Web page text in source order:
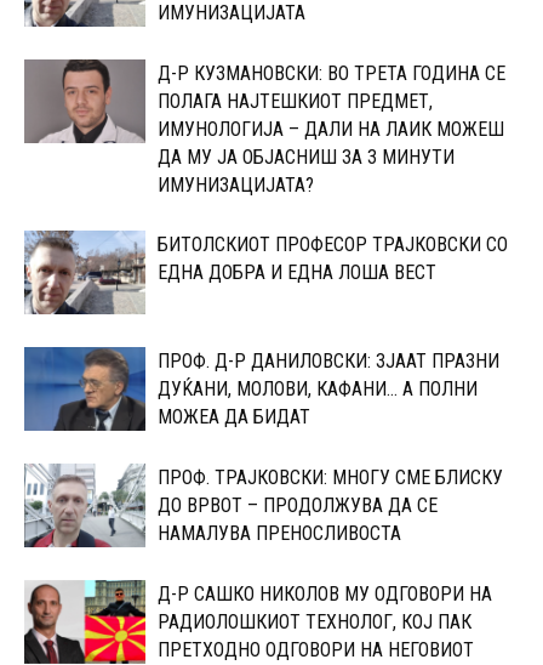
ИМУНИЗАЦИЈАТА
Д-Р КУЗМАНОВСКИ: ВО ТРЕТА ГОДИНА СЕ
ПОЛАГА НАЈТЕШКИОТ ПРЕДМЕТ,
ИМУНОЛОГИЈА – ДАЛИ НА ЛАИК МОЖЕШ
ДА МУ ЈА ОБЈАСНИШ ЗА 3 МИНУТИ
ИМУНИЗАЦИЈАТА?
БИТОЛСКИОТ ПРОФЕСОР ТРАЈКОВСКИ СО
ЕДНА ДОБРА И ЕДНА ЛОША ВЕСТ
ПРОФ. Д-Р ДАНИЛОВСКИ: ЗЈААТ ПРАЗНИ
ДУЌАНИ, МОЛОВИ, КАФАНИ… А ПОЛНИ
МОЖЕА ДА БИДАТ
ПРОФ. ТРАЈКОВСКИ: МНОГУ СМЕ БЛИСКУ
ДО ВРВОТ – ПРОДОЛЖУВА ДА СЕ
НАМАЛУВА ПРЕНОСЛИВОСТА
Д-Р САШКО НИКОЛОВ МУ ОДГОВОРИ НА
РАДИОЛОШКИОТ ТЕХНОЛОГ, КОЈ ПАК
ПРЕТХОДНО ОДГОВОРИ НА НЕГОВИОТ